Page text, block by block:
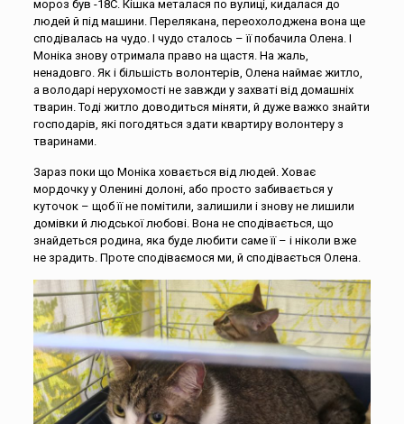
мороз був -18С. Кішка металася по вулиці, кидалася до
людей й під машини. Перелякана, переохолоджена вона ще
сподівалась на чудо. І чудо сталось – її побачила Олена. І
Моніка знову отримала право на щастя. На жаль,
ненадовго. Як і більшість волонтерів, Олена наймає житло,
а володарі нерухомості не завжди у захваті від домашніх
тварин. Тоді житло доводиться міняти, й дуже важко знайти
господарів, які погодяться здати квартиру волонтеру з
тваринами.
Зараз поки що Моніка ховається від людей. Ховає
мордочку у Оленині долоні, або просто забивається у
куточок – щоб її не помітили, залишили і знову не лишили
домівки й людської любові. Вона не сподівається, що
знайдеться родина, яка буде любити саме її – і ніколи вже
не зрадить. Проте сподіваємося ми, й сподівається Олена.